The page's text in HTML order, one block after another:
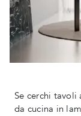
Se cerchi
da cucina in